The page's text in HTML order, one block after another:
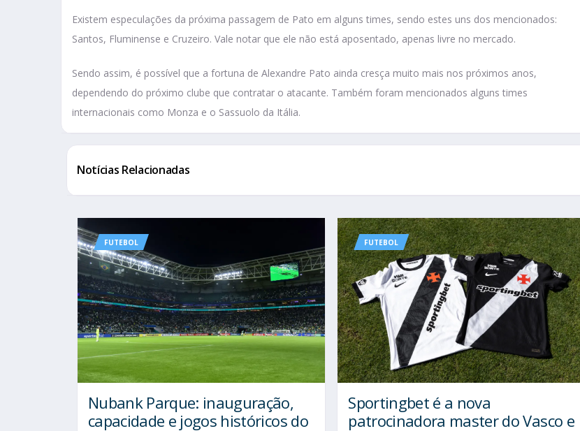
Existem especulações da próxima passagem de Pato em alguns times, sendo estes uns dos mencionados:
Santos, Fluminense e Cruzeiro. Vale notar que ele não está aposentado, apenas livre no mercado.
Sendo assim, é possível que a fortuna de Alexandre Pato ainda cresça muito mais nos próximos anos,
dependendo do próximo clube que contratar o atacante. Também foram mencionados alguns times
internacionais como Monza e o Sassuolo da Itália.
Notícias Relacionadas
FUTEBOL
Nubank Parque: inauguração,
capacidade e jogos históricos do
FUTEBOL
Sportingbet é a nova
patrocinadora master do Vasco e